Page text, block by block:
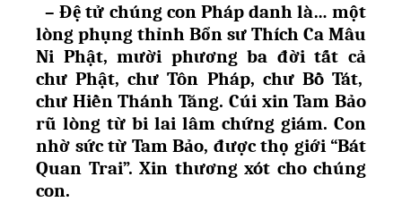
– Đệ tử chúng con Pháp danh là… một
lòng phụng thỉnh Bổn sư Thích Ca Mâu
Ni Phật, mười phương ba đời tất cả
chư Phật, chư Tôn Pháp, chưBồTát,
chư Hiền Thánh Tăng. Cúi xin Tam Bảo
rũ lòng từ bi lai lâm chứng giám. Con
nhờ sức từ Tam Bảo, được thọ giới “Bát
Quan Trai”. Xin thương xót cho chúng
con.